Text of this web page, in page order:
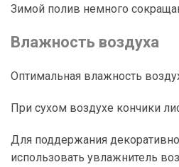
Зимой полив немного
Влажность воздуха
Оптимальная влажность
При сухом воздухе кончики
Для поддержания
использовать увлажнитель